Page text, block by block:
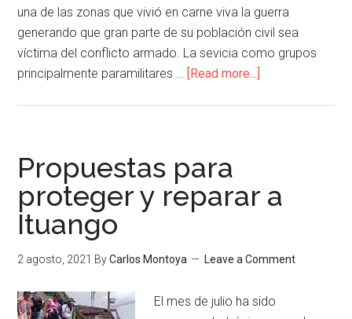
una de las zonas que vivió en carne viva la guerra
generando que gran parte de su población civil sea
víctima del conflicto armado. La sevicia como grupos
principalmente paramilitares … [Read more...]
Propuestas para
proteger y reparar a
Ituango
2 agosto, 2021 ByCarlos Montoya Leave a Comment
El mes de julio ha sido